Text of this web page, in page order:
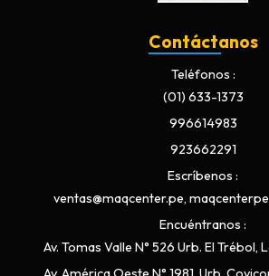
Contáctanos
Teléfonos
(01) 633-1373
996614983
923662291
Escríbenos
ventas@maqcenter.pe,
Encuéntranos
Av. Tomas Valle N° 526 Urb. El Trébol,